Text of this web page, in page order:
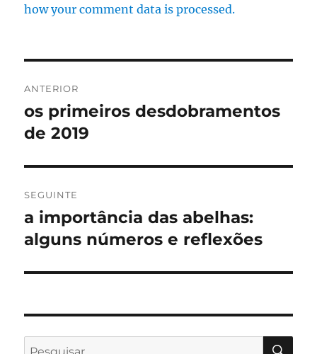
how your comment data is processed.
de
artigos
ANTERIOR
Artigo
anterior:
os primeiros desdobramentos
de 2019
SEGUINTE
Artigo
seguinte:
a importância das abelhas:
alguns números e reflexões
Pesquisar